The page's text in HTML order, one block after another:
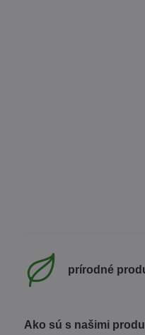
prírodné
Ako sú s našimi